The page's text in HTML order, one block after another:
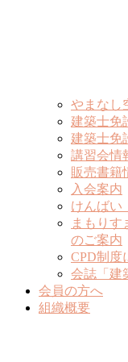
やまなし
建築士免
建築士免
講習会情
販売書籍
入会案内
けんば
まもりす
のご案内
CPD制度
会誌「建
会員の方へ
組織概要